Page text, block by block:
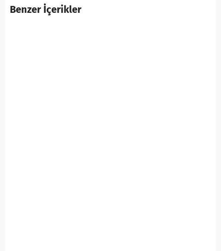
Benzer İçerikler